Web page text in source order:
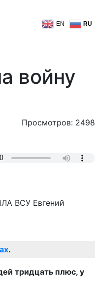
EN RU
войну
Просмотров: 2498
ВСУ Евгений
.
тридцать плюс, у